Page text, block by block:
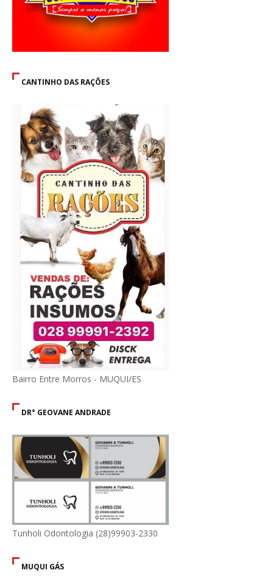
CANTINHO DAS RAÇÕES
Bairro Entre Morros - MUQUI/ES
DR° GEOVANE ANDRADE
Tunholi Odontologia (28)99903-2330
MUQUI GÁS